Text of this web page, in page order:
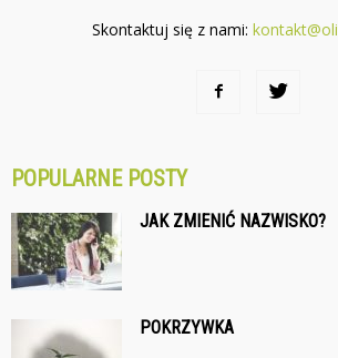
Skontaktuj się z nami:
POPULARNE POSTY
JAK ZMIENIĆ NAZWISKO?
POKRZYWKA